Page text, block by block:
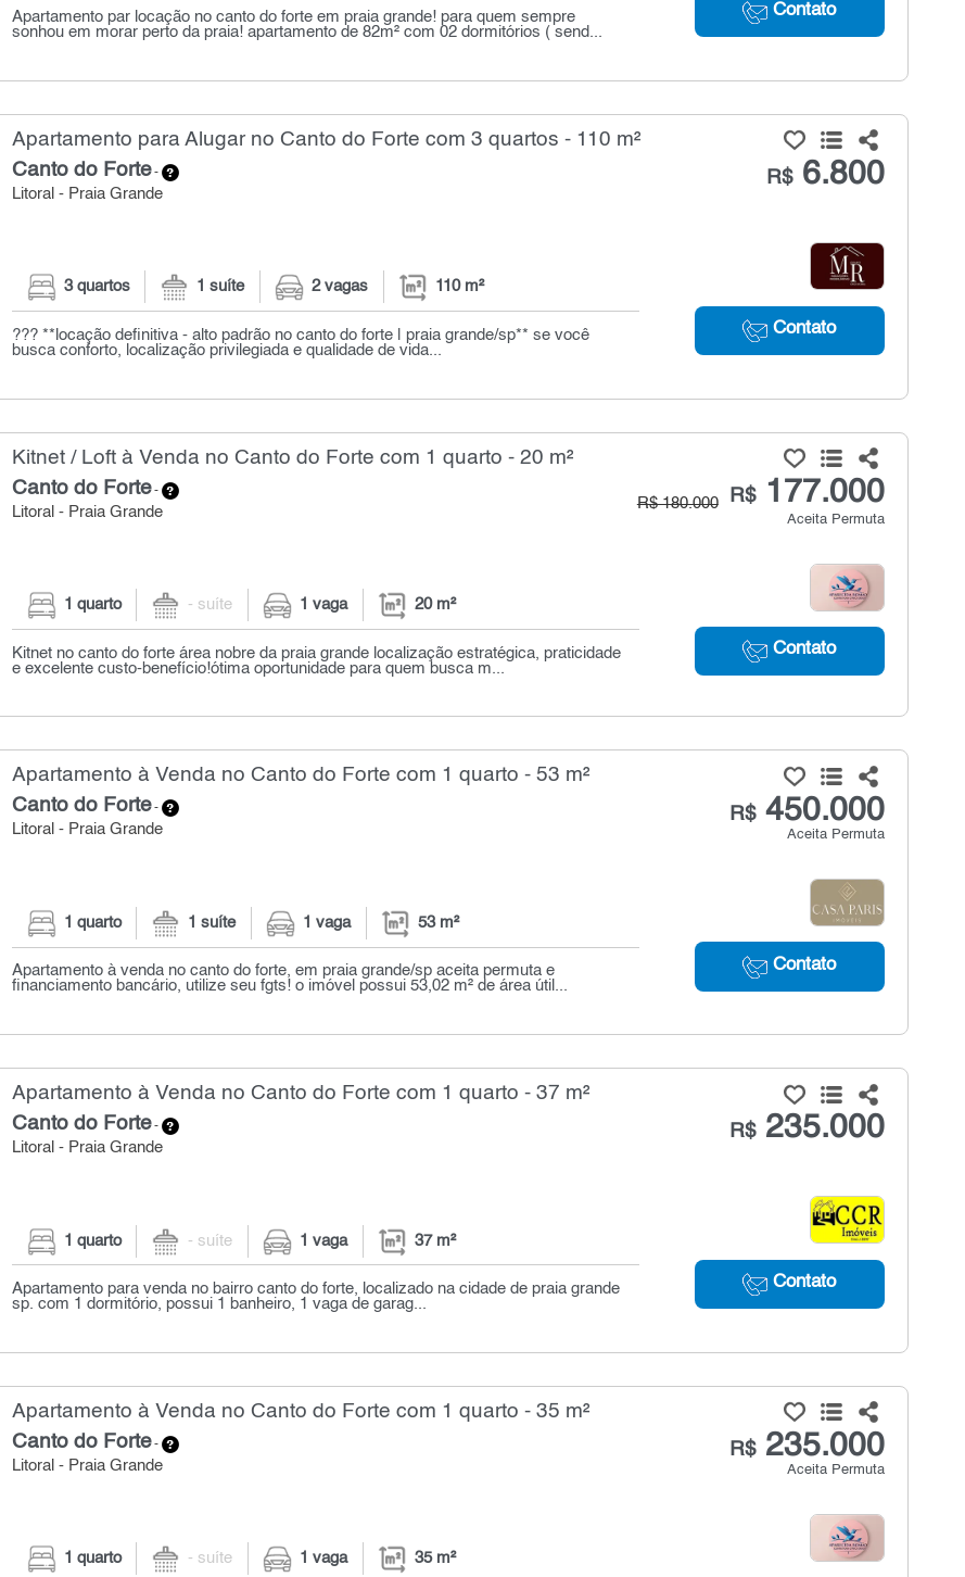
Contato
Apartamento par locação no canto do forte em praia grande! para quem sempre
sonhou em morar perto da praia! apartamento de 82m² com 02 dormitórios ( send...
Apartamento para Alugar no Canto do Forte com 3 quartos - 110 m²
Canto do Forte-
Litoral - Praia Grande
R$6.800
Contato
3 quartos 1 suíte 2 vagas 110 m²
??? **locação definitiva - alto padrão no canto do forte | praia grande/sp** se você
busca conforto, localização privilegiada e qualidade de vida...
Kitnet / Loft à Venda no Canto do Forte com 1 quarto - 20 m²
Canto do Forte-
Litoral - Praia Grande
R$177.000
R$ 180.000
Aceita Permuta
Contato
1 quarto - suíte 1 vaga 20 m²
Kitnet no canto do forte área nobre da praia grande localização estratégica, praticidade
e excelente custo-benefício!ótima oportunidade para quem busca m...
Apartamento à Venda no Canto do Forte com 1 quarto - 53 m²
Canto do Forte-
Litoral - Praia Grande
R$450.000
Aceita Permuta
Contato
1 quarto 1 suíte 1 vaga 53 m²
Apartamento à venda no canto do forte, em praia grande/sp aceita permuta e
financiamento bancário, utilize seu fgts! o imóvel possui 53,02 m² de área útil...
Apartamento à Venda no Canto do Forte com 1 quarto - 37 m²
Canto do Forte-
Litoral - Praia Grande
R$235.000
Contato
1 quarto - suíte 1 vaga 37 m²
Apartamento para venda no bairro canto do forte, localizado na cidade de praia grande
sp. com 1 dormitório, possui 1 banheiro, 1 vaga de garag...
Apartamento à Venda no Canto do Forte com 1 quarto - 35 m²
Canto do Forte-
Litoral - Praia Grande
R$235.000
Aceita Permuta
1 quarto - suíte 1 vaga 35 m²